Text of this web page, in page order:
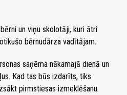
un viņu skolotāji, kuri ātri
bērnudārza vadītājam.
saņēma nākamajā dienā un
Kad tas būs izdarīts, tiks
pirmstiesas izmeklēšanu.